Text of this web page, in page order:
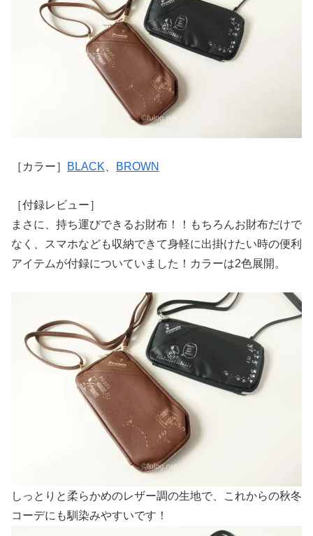
［カラー］ BLACK BROWN
［付録レビュー］
まさに、持ち運びできるお財布！！もちろんお財布だけで
なく、スマホなども収納できて身軽に出掛けたい時の便利
アイテムが付録についていました！カラーは2色展開。
しっとりと柔らかめのレザー調の生地で、これからの秋冬
コーデにも馴染みやすいです！